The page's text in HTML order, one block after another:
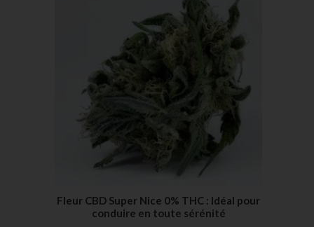
Fleur CBD Super Nice 0% THC : Idéal pour
conduire en toute sérénité